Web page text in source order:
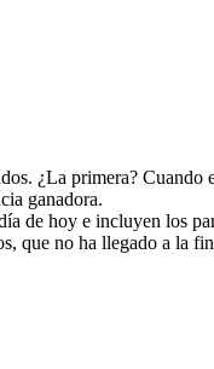
¿La primera? Cuando
ganadora.
de hoy e incluyen los
que no ha llegado a la